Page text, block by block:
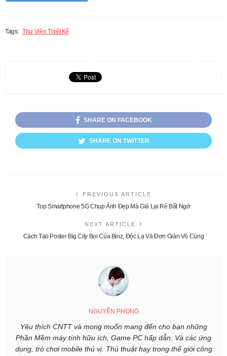
Tags: Thư Viện Thiết Kế
SHARE ON FACEBOOK
SHARE ON TWITTER
PREVIOUS ARTICLE
Top Smartphone 5G Chụp Ảnh Đẹp Mà Giá Lại Rẻ Bất Ngờ
NEXT ARTICLE
Cách Tạo Poster Big City Boi Của Binz, Độc Lạ Và Đơn Giản Vô Cùng
NGUYỄN PHONG
Yêu thích CNTT và mong muốn mang đến cho bạn những
Phần Mềm máy tính hữu ích, Game PC hấp dẫn. Và các ứng
dụng, trò chơi mobile thú vị. Thủ thuật hay trong thế giới công